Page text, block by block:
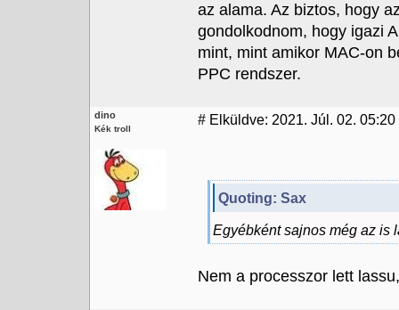
az alama. Az biztos, hogy
gondolkodnom, hogy igazi
mint, mint amikor MAC-on
PPC rendszer.
dino
Kék troll
# Elküldve: 2021. Júl. 02.
Quoting: Sax
Egyébként sajnos még az is
Nem a processzor lett